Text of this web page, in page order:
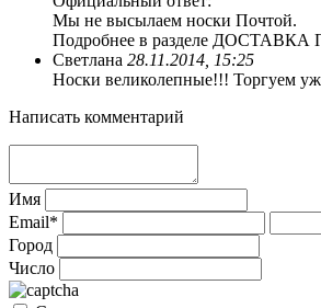
Мы не высылаем носки Почтой.
Подробнее в разделе
Светлана 28.11.2014, 15:25
Носки великолепные!!! Торгуем
Написать комментарий
Имя
Email*
Город
Число